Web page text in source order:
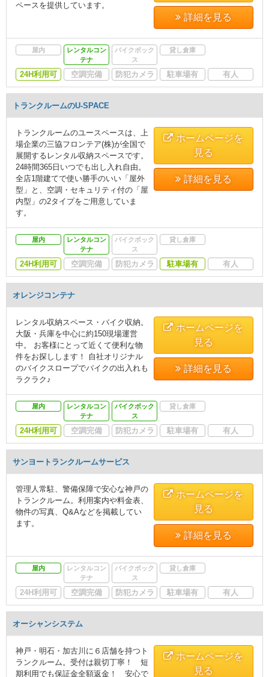
ペースを提供しています。
詳細を見る
屋内
レンタルコン
テナ
バイクボック
ス
貸し倉庫
24H利用可 空調完備 防犯カメラ 駐車場有 有人
トランクルームのU-SPACE
トランクルームのユースペースは、上
場企業の三協フロンテア(株)が全国で
展開するレンタル収納スペースです。
24時間365日いつでも出し入れ自由。
全店1階建てで使い勝手のいい「屋外
型」と、空調・セキュリティ付の「屋
内型」の2タイプをご用意していま
す。
ホームページを
見る
詳細を見る
屋内
レンタルコン
テナ
バイクボック
ス
貸し倉庫
24H利用可 空調完備 防犯カメラ 駐車場有 有人
オレンジコンテナ
レンタル収納スペース・バイク収納。
大阪・兵庫を中心に約150現場運営
中。 お客様にとって近くて便利な物
件をお探しします！ 自社オリジナル
のバイクスロープでバイクの出入れも
ラクラク♪
ホームページを
見る
詳細を見る
屋内
レンタルコン
テナ
バイクボック
ス
貸し倉庫
24H利用可 空調完備 防犯カメラ 駐車場有 有人
サンヨートランクルームサービス
管理人常駐、警備保障で安心な神戸の
トランクルーム。利用案内や料金表、
物件の写真、Q&Aなどを掲載してい
ます。
ホームページを
見る
詳細を見る
屋内
レンタルコン
テナ
バイクボック
ス
貸し倉庫
24H利用可 空調完備 防犯カメラ 駐車場有 有人
オーシャンシステム
神戸・明石・加古川に６店舗を持つト
ランクルーム。受付は親切丁寧！ 短
期利用でも保証金全額返金！ 安心で
ホームページを
見る